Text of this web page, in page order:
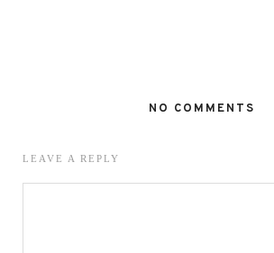
NO COMMENTS
LEAVE A REPLY